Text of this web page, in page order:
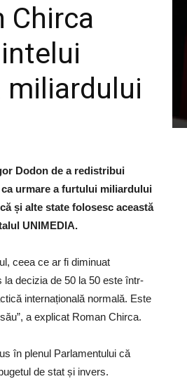
Chirca
miliardului
Dodon de a redistribui
urmare a furtului miliardului
și alte state folosesc această
UNIMEDIA.
ceea ce ar fi diminuat
decizia de 50 la 50 este într-
internațională normală. Este
a explicat Roman Chirca.
în plenul Parlamentului că
de stat și invers.